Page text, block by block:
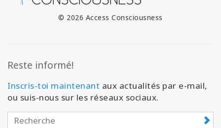
© 2026 Access Consciousness
Reste informé!
Inscris-toi maintenant aux actualités par e-mail,
ou suis-nous sur les réseaux sociaux.